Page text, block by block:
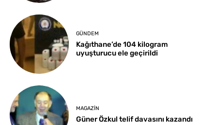
GÜNDEM
Kağıthane’de 104 kilogram
uyuşturucu ele geçirildi
MAGAZIN
Güner Özkul telif davasını kazandı